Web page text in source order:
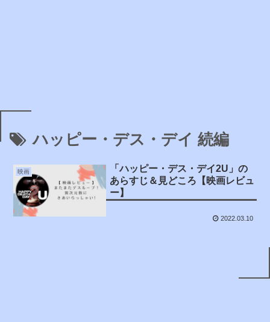
ハッピー・デス・デイ 続編
映画
「ハッピー・デス・デイ2U」の
あらすじ＆見どころ【映画レビュ
ー】
2022.03.10